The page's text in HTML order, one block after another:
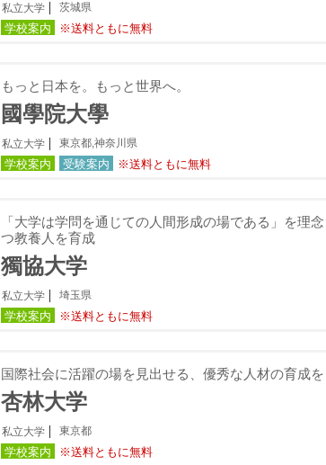
私立大学 茨城県
学校案内 ※送料ともに無料
もっと日本を。もっと世界へ。
國學院大學
私立大学 東京都,神奈川県
学校案内 受験案内 ※送料ともに無料
「大学は学問を通じての人間形成の場である」を理
つ教養人を育成
獨協大学
私立大学 埼玉県
学校案内 ※送料ともに無料
国際社会に活躍の場を見出せる、優秀な人材の育成
杏林大学
私立大学 東京都
学校案内 ※送料ともに無料